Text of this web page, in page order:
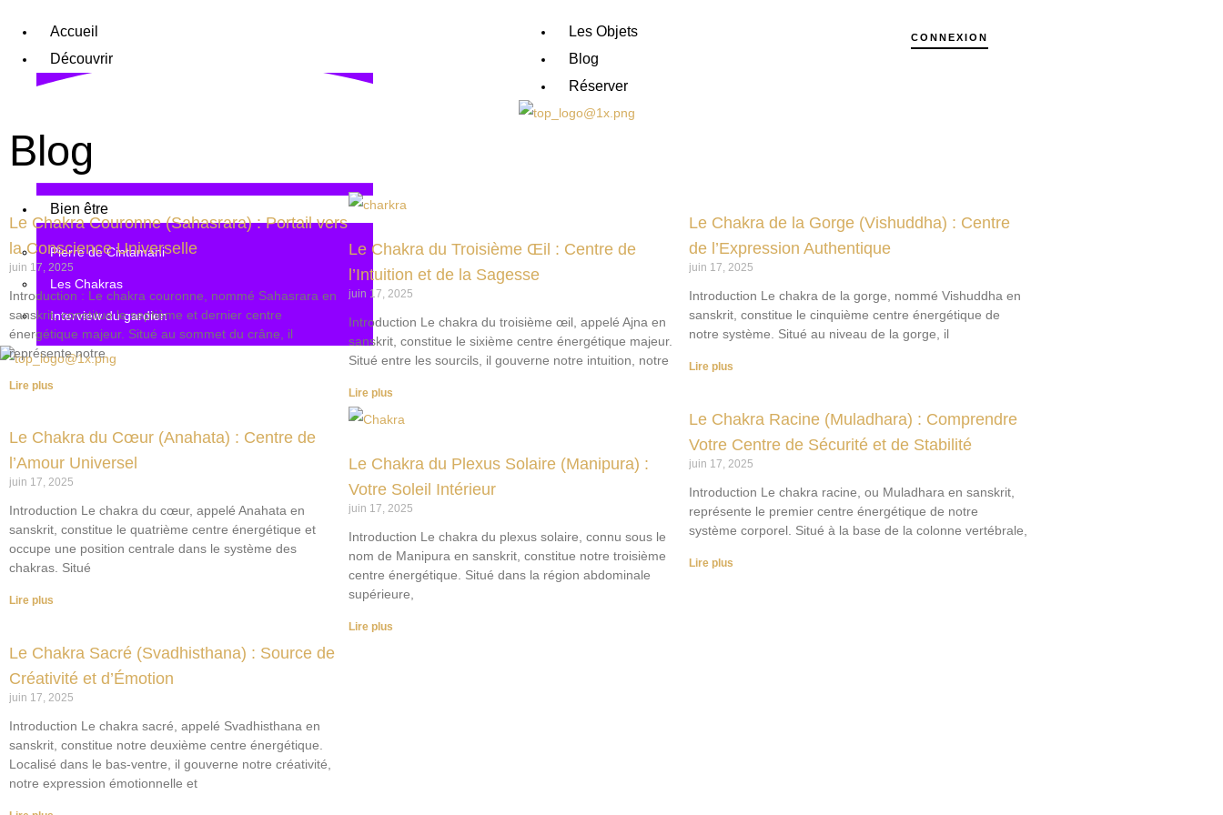
Accueil
Découvrir
Tarifs
Bien être
Pierre de Cintamani
Les Chakras
Interview du gardien
Les Objets
Blog
Réserver
CONNEXION
Blog
Le Chakra Couronne (Sahasrara) : Portail vers
la Conscience Universelle
juin 17, 2025
Introduction : Le chakra couronne, nommé Sahasrara en
sanskrit, constitue le septième et dernier centre
énergétique majeur. Situé au sommet du crâne, il
représente notre
Lire plus
Le Chakra du Troisième Œil : Centre de
l’Intuition et de la Sagesse
juin 17, 2025
Introduction Le chakra du troisième œil, appelé Ajna en
sanskrit, constitue le sixième centre énergétique majeur.
Situé entre les sourcils, il gouverne notre intuition, notre
Lire plus
Le Chakra de la Gorge (Vishuddha) : Centre
de l’Expression Authentique
juin 17, 2025
Introduction Le chakra de la gorge, nommé Vishuddha en
sanskrit, constitue le cinquième centre énergétique de
notre système. Situé au niveau de la gorge, il
Lire plus
Le Chakra du Cœur (Anahata) : Centre de
l’Amour Universel
juin 17, 2025
Introduction Le chakra du cœur, appelé Anahata en
sanskrit, constitue le quatrième centre énergétique et
occupe une position centrale dans le système des
chakras. Situé
Lire plus
Le Chakra du Plexus Solaire (Manipura) :
Votre Soleil Intérieur
juin 17, 2025
Introduction Le chakra du plexus solaire, connu sous le
nom de Manipura en sanskrit, constitue notre troisième
centre énergétique. Situé dans la région abdominale
supérieure,
Lire plus
Le Chakra Racine (Muladhara) : Comprendre
Votre Centre de Sécurité et de Stabilité
juin 17, 2025
Introduction Le chakra racine, ou Muladhara en sanskrit,
représente le premier centre énergétique de notre
système corporel. Situé à la base de la colonne vertébrale,
Lire plus
Le Chakra Sacré (Svadhisthana) : Source de
Créativité et d’Émotion
juin 17, 2025
Introduction Le chakra sacré, appelé Svadhisthana en
sanskrit, constitue notre deuxième centre énergétique.
Localisé dans le bas-ventre, il gouverne notre créativité,
notre expression émotionnelle et